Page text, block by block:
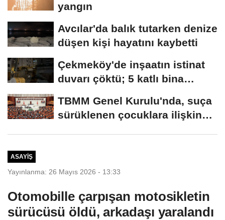
yangın
Avcılar'da balık tutarken denize
düşen kişi hayatını kaybetti
Çekmeköy'de inşaatın istinat
duvarı çöktü; 5 katlı bina
TBMM Genel Kurulu'nda, suça
sürüklenen çocuklara ilişkin
ASAYIŞ
Yayınlanma: 26 Mayıs 2026 - 13:33
Otomobille çarpışan motosikletin
sürücüsü öldü, arkadaşı yaralandı